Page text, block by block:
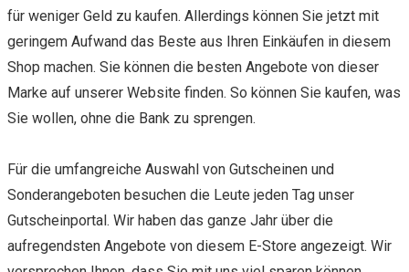
für weniger Geld zu kaufen. Allerdings können Sie jetzt mit
geringem Aufwand das Beste aus Ihren Einkäufen in diesem
Shop machen. Sie können die besten Angebote von dieser
Marke auf unserer Website finden. So können Sie kaufen, was
Sie wollen, ohne die Bank zu sprengen.
Für die umfangreiche Auswahl von Gutscheinen und
Sonderangeboten besuchen die Leute jeden Tag unser
Gutscheinportal. Wir haben das ganze Jahr über die
aufregendsten Angebote von diesem E-Store angezeigt. Wir